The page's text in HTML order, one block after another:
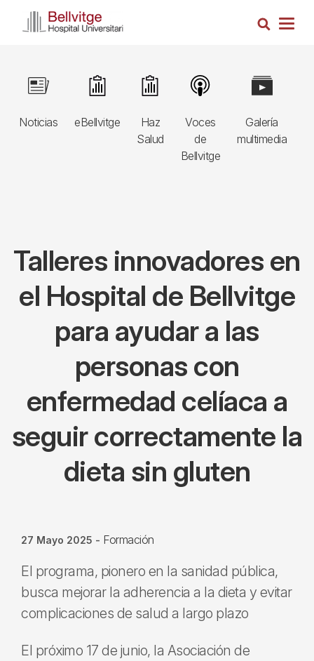
Busca
Navegació
principal
3r
Noticias
Image
eBellvitge
Image
Haz
Salud
Image
Voces
de
Bellvitge
Image
Galería
multimedia
Image
Talleres innovadores en
el Hospital de Bellvitge
para ayudar a las
personas con
enfermedad celíaca a
seguir correctamente la
dieta sin gluten
27 Mayo 2025 - Formación
El programa, pionero en la sanidad pública,
busca mejorar la adherencia a la dieta y evitar
complicaciones de salud a largo plazo
El próximo 17 de junio, la Asociación de